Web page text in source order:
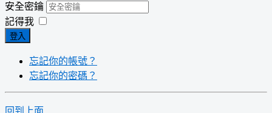
安全密鑰
記得我
登入
忘記你的帳號？
忘記你的密碼？
回到上面